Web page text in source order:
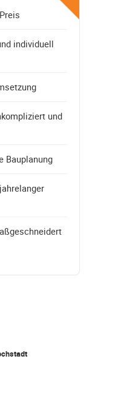
individuell
und
Bauplanung